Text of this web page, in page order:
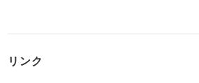
リンク